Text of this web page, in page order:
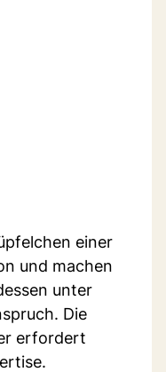
einer
und machen
unter
Die
erfordert